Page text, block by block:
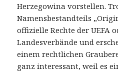
Herzegowina vorstellen.
Namensbestandteils
offizielle Rechte der UEFA
Landesverbände und
einem rechtlichen
ganz interessant, weil es